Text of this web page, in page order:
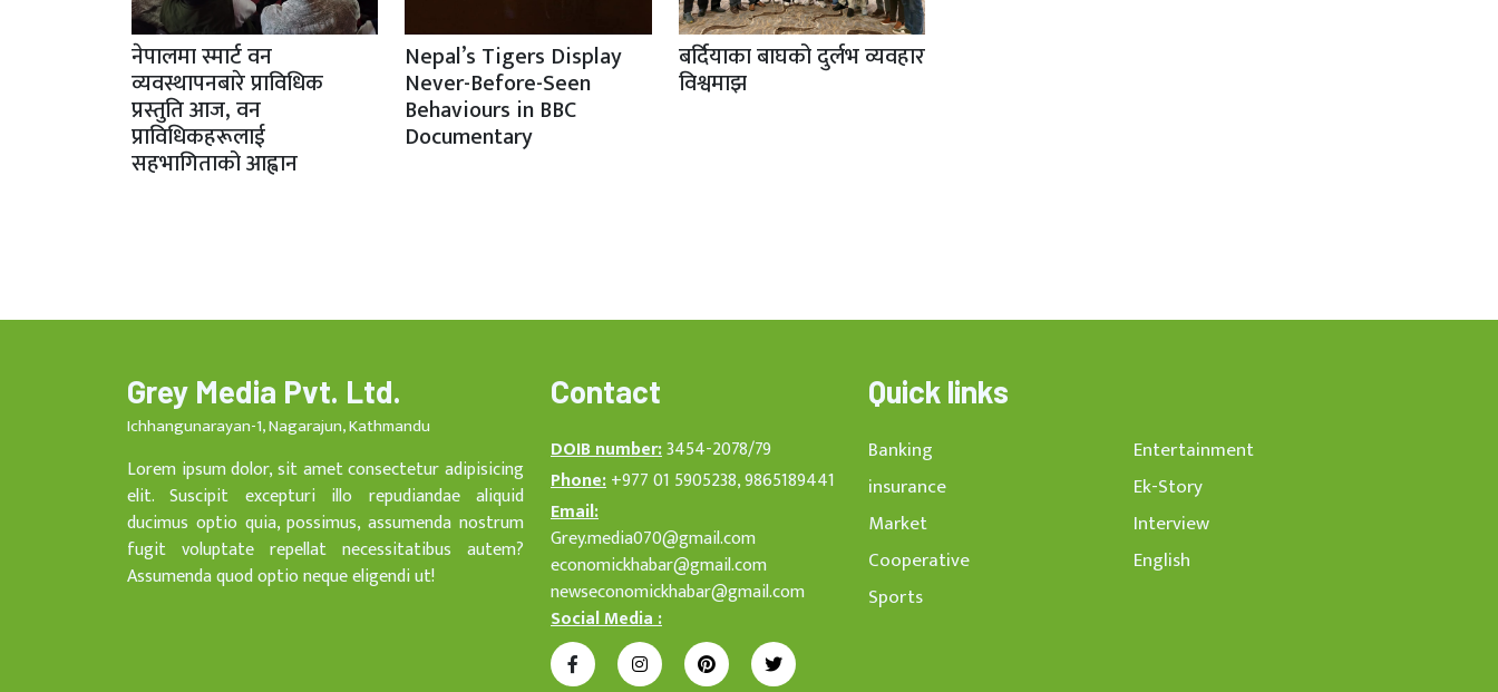
नेपालमा स्मार्ट वन
व्यवस्थापनबारे प्राविधिक
प्रस्तुति आज, वन
प्राविधिकहरूलाई
सहभागिताको आह्वान
Nepal’s Tigers Display
Never-Before-Seen
Behaviours in BBC
Documentary
बर्दियाका बाघको दुर्लभ व्यवहार
विश्वमाझ
Grey Media Pvt. Ltd.
Ichhangunarayan-1, Nagarajun, Kathmandu
Lorem ipsum dolor, sit amet consectetur adipisicing
elit. Suscipit excepturi illo repudiandae aliquid
ducimus optio quia, possimus, assumenda nostrum
fugit voluptate repellat necessitatibus autem?
Assumenda quod optio neque eligendi ut!
Contact
DOIB number:3454-2078/79
Phone:+977 01 5905238, 9865189441
Email:
Grey.media070@gmail.com
economickhabar@gmail.com
newseconomickhabar@gmail.com
Social Media :
Quick links
Banking
insurance
Market
Cooperative
Sports
Entertainment
Ek-Story
Interview
English